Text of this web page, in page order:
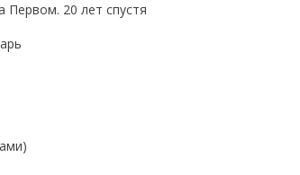
Первом. 20 лет спустя